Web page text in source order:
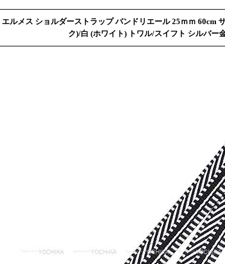
ルメス ショルダーストラップ バンドリエール 25ｍｍ 60cm
ク)/白 (ホワイト) トワル/スイフト シルバー